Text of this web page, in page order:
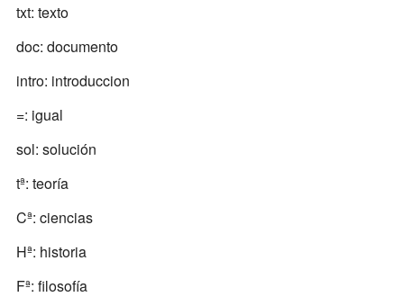
txt: texto
doc: documento
intro: introduccion
=: igual
sol: solución
tª: teoría
Cª: ciencias
Hª: historia
Fª: filosofía